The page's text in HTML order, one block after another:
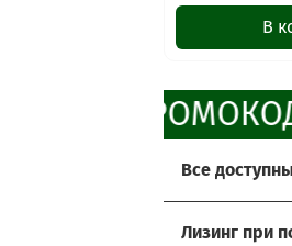
В
Все
Лизинг при